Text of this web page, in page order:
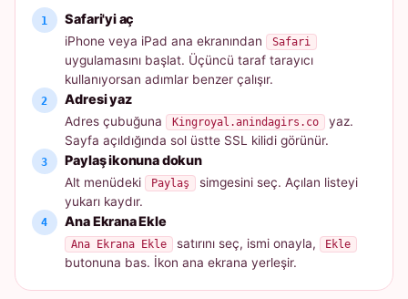
Safari'yi aç
iPhone veya iPad ana ekranından Safari
uygulamasını başlat. Üçüncü taraf tarayıcı
kullanıyorsan adımlar benzer çalışır.
Adresi yaz
Adres çubuğuna Kingroyal.anindagirs.co
yaz.
Sayfa açıldığında sol üstte SSL kilidi görünür.
Paylaş ikonuna dokun
Alt menüdeki Paylaş
simgesini seç. Açılan listeyi
yukarı kaydır.
Ana Ekrana Ekle
Ana Ekrana Ekle satırını seç, ismi onayla, Ekle
butonuna bas. İkon ana ekrana yerleşir.